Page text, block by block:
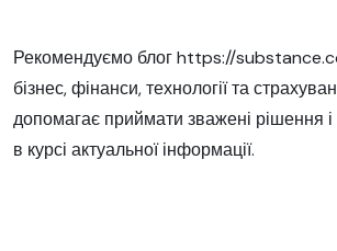
Рекомендуємо блогhttps://
бізнес, фінанси, технології та
допомагає приймати зважені рішення
в курсі актуальної інформації.